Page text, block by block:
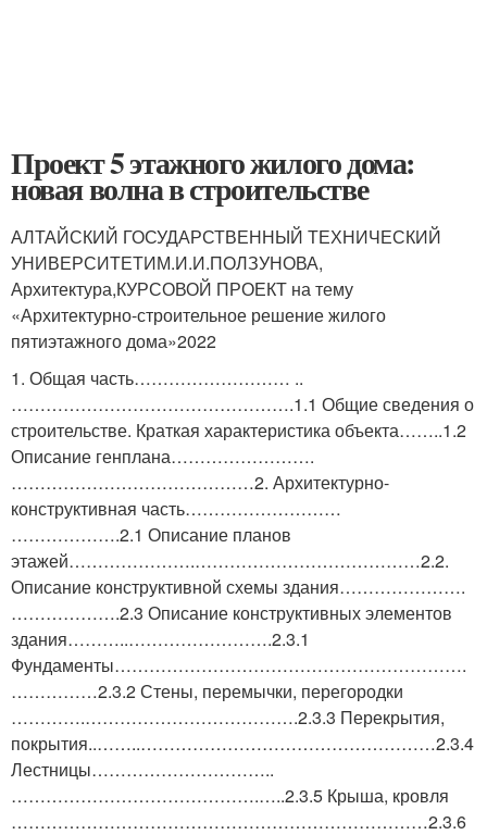
Проект 5 этажного жилого дома:
новая волна в строительстве
АЛТАЙСКИЙ ГОСУДАРСТВЕННЫЙ ТЕХНИЧЕСКИЙ
УНИВЕРСИТЕТИМ.И.И.ПОЛЗУНОВА,
Архитектура,КУРСОВОЙ ПРОЕКТ на тему
«Архитектурно-строительное решение жилого
пятиэтажного дома»2022
1. Общая часть……………………… ..
………………………………………….1.1 Общие сведения о
строительстве. Краткая характеристика объекта……..1.2
Описание генплана…………………….
……………………………………2. Архитектурно-
конструктивная часть………………………
……………….2.1 Описание планов
этажей………………….…………………………………2.2.
Описание конструктивной схемы здания………………….
……………….2.3 Описание конструктивных элементов
здания………..…………………….2.3.1
Фундаменты…………………………………………………….
……………2.3.2 Стены, перемычки, перегородки
………….……………………………….2.3.3 Перекрытия,
покрытия..……..……………………………………………2.3.4
Лестницы…………………………..
…………………………………….…..2.3.5 Крыша, кровля
………………………………………………………………2.3.6